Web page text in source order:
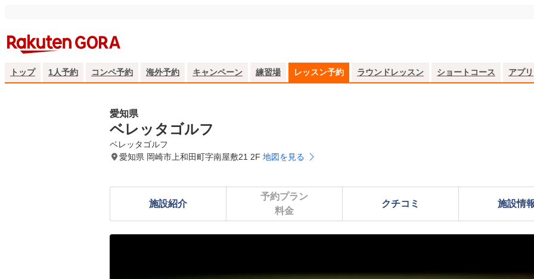
トップ 1人予約 コンペ予約 海外予約 キャンペーン 練習場 レッスン予約 ラウンドレッスン ショートコース アプリ
愛知県
ベレッタゴルフ
ベレッタゴルフ
愛知県 岡崎市上和田町字南屋敷21 2F 地図を見る
施設紹介
予約プラン
料金
クチコミ 施設情